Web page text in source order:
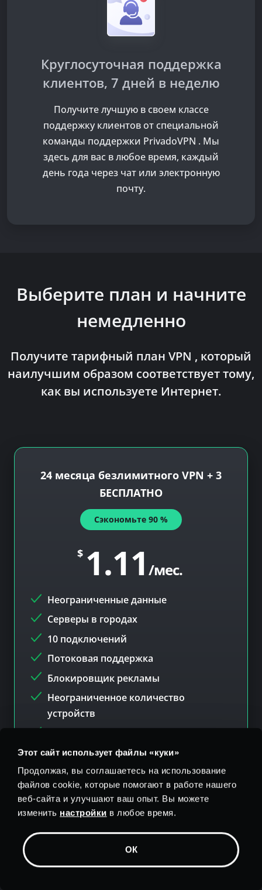
Этот сайт использует файлы «куки»
Продолжая, вы соглашаетесь на использование
файлов cookie, которые помогают в работе нашего
веб-сайта и улучшают ваш опыт. Вы можете
изменить настройки в любое время.
ОК
Круглосуточная поддержка
клиентов, 7 дней в неделю
Получите лучшую в своем классе
поддержку клиентов от специальной
команды поддержки PrivadoVPN . Мы
здесь для вас в любое время, каждый
день года через чат или электронную
почту.
Выберите план и начните
немедленно
Получите тарифный план VPN , который
наилучшим образом соответствует тому,
как вы используете Интернет.
24 месяца безлимитного VPN + 3
БЕСПЛАТНО
Сэкономьте 90 %
$ 1.11 /мес.
Неограниченные данные
Серверы в городах
10 подключений
Потоковая поддержка
Блокировщик рекламы
Неограниченное количество
устройств
Предотвращение угроз
Родительский контроль
Приложения для:
1.99/мес. Антивирус